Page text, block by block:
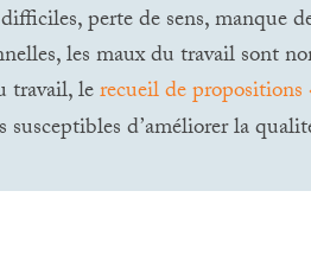
perte de sens, manque
les maux du travail sont
travail, lerecueil de propositions
susceptibles d’améliorer la